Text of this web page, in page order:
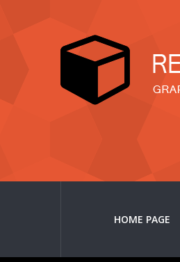
HOME PAGE